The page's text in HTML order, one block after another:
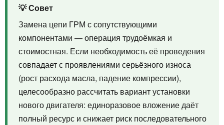
💡 Совет
Замена цепи ГРМ с сопутствующими
компонентами — операция трудоёмкая и
стоимостная. Если необходимость её проведения
совпадает с проявлениями серьёзного износа
(рост расхода масла, падение компрессии),
целесообразно рассчитать вариант установки
нового двигателя: единоразовое вложение даёт
полный ресурс и снижает риск последовательного